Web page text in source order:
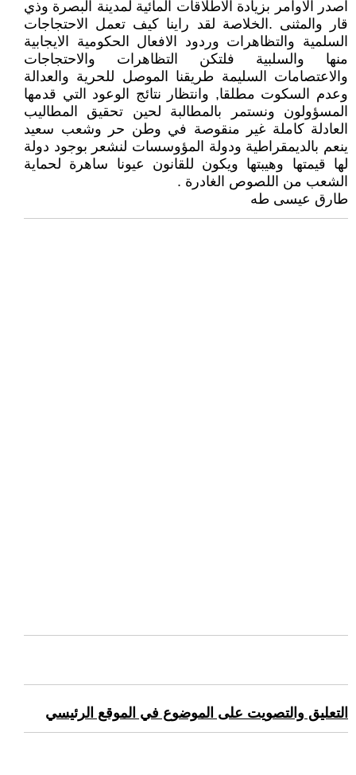
اصدر الاوامر بزيادة الاطلاقات المائية لمدينة البصرة وذي
قار والمثنى .الخلاصة لقد راينا كيف تعمل الاحتجاجات
السلمية والتظاهرات وردود الافعال الحكومية الايجابية
منها والسلبية فلتكن التظاهرات والاحتجاجات
والاعتصامات السليمة طريقنا الموصل للحرية والعدالة
وعدم السكوت مطلقا, وانتظار نتائج الوعود التي قدمها
المسؤولون ونستمر بالمطالبة لحين تحقيق المطاليب
العادلة كاملة غير منقوصة في وطن حر وشعب سعيد
ينعم بالديمقراطية ودولة المؤوسسات لنشعر بوجود دولة
لها قيمتها وهيبتها ويكون للقانون عيونا ساهرة لحماية
الشعب من اللصوص الغادرة .
طارق عيسى طه
التعليق والتصويت على الموضوع في الموقع الرئيسي